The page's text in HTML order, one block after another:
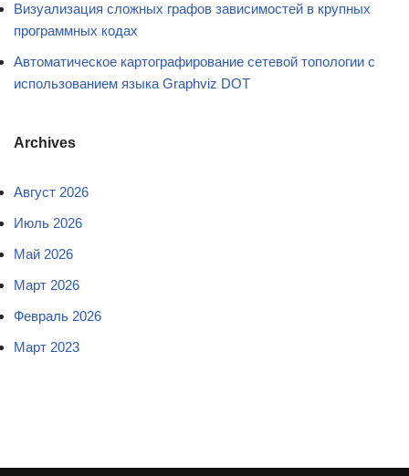
Визуализация сложных графов зависимостей в крупных
программных кодах
Автоматическое картографирование сетевой топологии с
использованием языка Graphviz DOT
Archives
Август 2026
Июль 2026
Май 2026
Март 2026
Февраль 2026
Март 2023